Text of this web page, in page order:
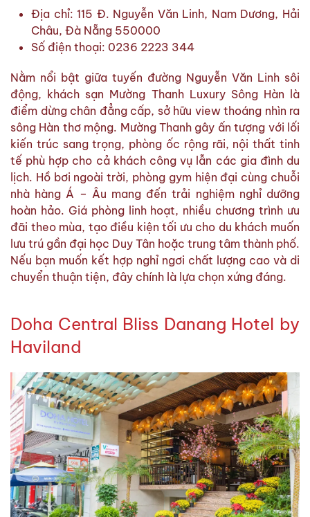
Địa chỉ: 115 Đ. Nguyễn Văn Linh, Nam Dương, Hải
Châu, Đà Nẵng 550000
Số điện thoại: 0236 2223 344
Nằm nổi bật giữa tuyến đường Nguyễn Văn Linh sôi
động, khách sạn Mường Thanh Luxury Sông Hàn là
điểm dừng chân đẳng cấp, sở hữu view thoáng nhìn ra
sông Hàn thơ mộng. Mường Thanh gây ấn tượng với lối
kiến trúc sang trọng, phòng ốc rộng rãi, nội thất tinh
tế phù hợp cho cả khách công vụ lẫn các gia đình du
lịch. Hồ bơi ngoài trời, phòng gym hiện đại cùng chuỗi
nhà hàng Á – Âu mang đến trải nghiệm nghỉ dưỡng
hoàn hảo. Giá phòng linh hoạt, nhiều chương trình ưu
đãi theo mùa, tạo điều kiện tối ưu cho du khách muốn
lưu trú gần đại học Duy Tân hoặc trung tâm thành phố.
Nếu bạn muốn kết hợp nghỉ ngơi chất lượng cao và di
chuyển thuận tiện, đây chính là lựa chọn xứng đáng.
Doha Central Bliss Danang Hotel by
Haviland